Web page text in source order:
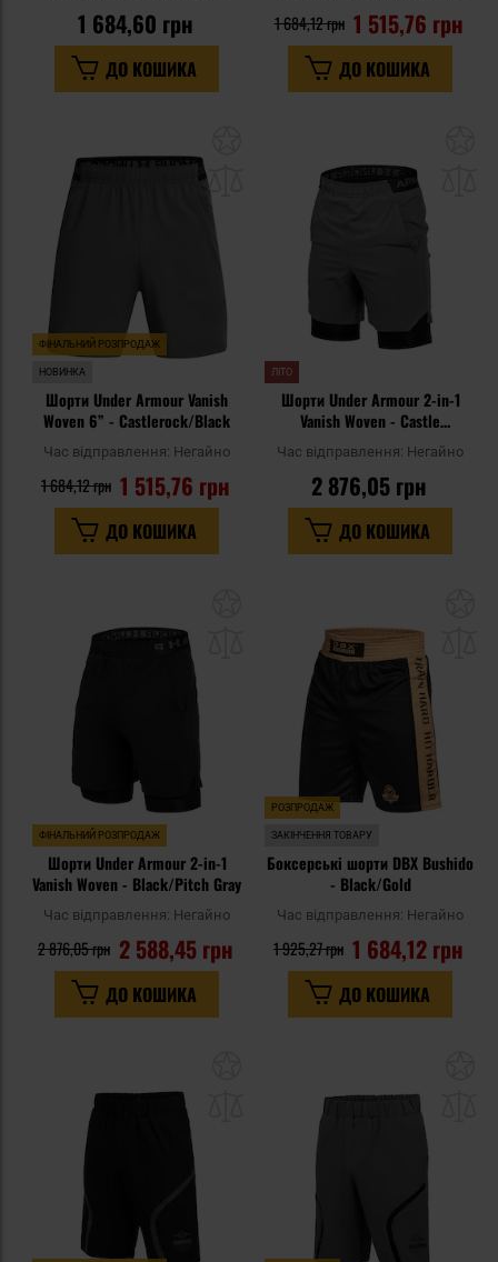
1 684,60 грн
ДО КОШИКА
1 515,76 грн
1 684,12 грн
ДО КОШИКА
уподобань
ФІНАЛЬНИЙ РОЗПРОДАЖ
НОВИНКА
Шорти Under Armour Vanish
Woven 6” - Castlerock/Black
Час відправлення: Негайно
1 515,76 грн
1 684,12 грн
ДО КОШИКА
ЛІТО
Шорти Under Armour 2-in-1
Vanish Woven - Castle
Час відправлення: Негайно
2 876,05 грн
ДО КОШИКА
уподобань
ФІНАЛЬНИЙ РОЗПРОДАЖ
Шорти Under Armour 2-in-1
Vanish Woven - Black/Pitch Gray
Час відправлення: Негайно
2 588,45 грн
2 876,05 грн
ДО КОШИКА
РОЗПРОДАЖ
ЗАКІНЧЕННЯ ТОВАРУ
Боксерські шорти DBX Bushido
- Black/Gold
Час відправлення: Негайно
1 684,12 грн
1 925,27 грн
ДО КОШИКА
уподобань